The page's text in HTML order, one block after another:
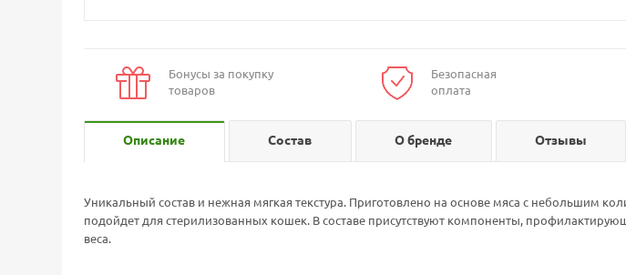
Бонусы за покупку
товаров
Безопасная
оплата
Описание Состав О бренде Отзывы
Уникальный состав и нежная мягкая текстура. Приготовлено на основе мяса с небольшим
подойдет для стерилизованных кошек. В составе присутствуют компоненты,
веса.